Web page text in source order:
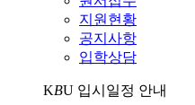
지원현황
공지사항
입학상담
KBU 입시일정 안내